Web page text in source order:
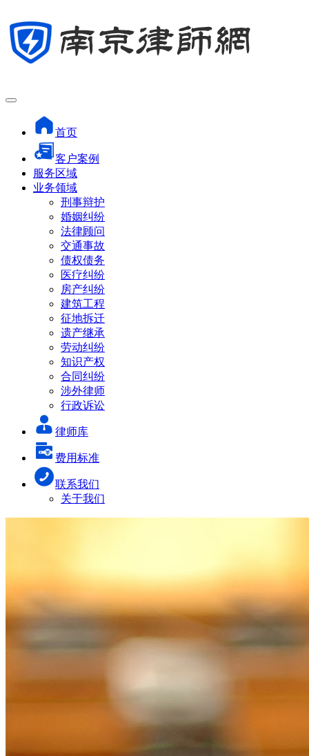
首页
客户案例
服务区域
业务领域
刑事辩护
婚姻纠纷
法律顾问
交通事故
债权债务
医疗纠纷
房产纠纷
建筑工程
征地拆迁
遗产继承
劳动纠纷
知识产权
合同纠纷
涉外律师
行政诉讼
律师库
费用标准
联系我们
关于我们